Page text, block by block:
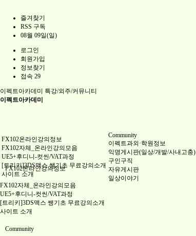
즐겨찾기
RSS 구독
08월 09일(일)
로그인
회원가입
정보찾기
접속 29
이펙트아카데미
특강/외주/커뮤니티
이펙트아카데미
FX102온라인강의정보
FX102자체_온라인강의모음
UE5+후디니-컷씬/VAT과정
[트리키]3DS맥스 쌩기초 무료강의소개
사이트 소개
Community
FX102온라인강의정보
FX102자체_온라인강의모음
UE5+후디니-컷씬/VAT과정
[트리키]3DS맥스 쌩기초 무료강의소개
사이트 소개
Community
이펙트과외·학원정보
익명게시판(일상/개발/사내고충)
구인구직
자유게시판
일상이야기